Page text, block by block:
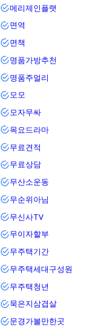
메리제인플랫
면역
면책
명품가방추천
명품주얼리
모모
모자무싸
목요드라마
무료견적
무료상담
무산소운동
무순위아님
무신사TV
무이자할부
무주택기간
무주택세대구성원
무주택청년
묵은지삼겹살
문경가볼만한곳